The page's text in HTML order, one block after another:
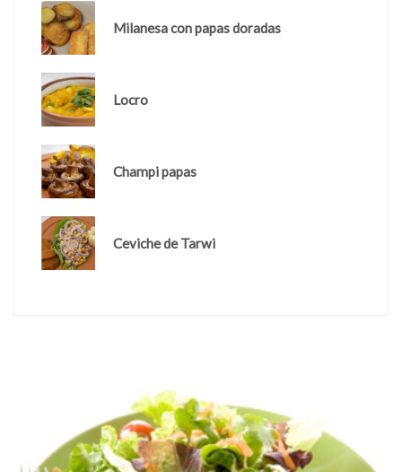
Milanesa con papas doradas
Locro
Champi papas
Ceviche de Tarwi